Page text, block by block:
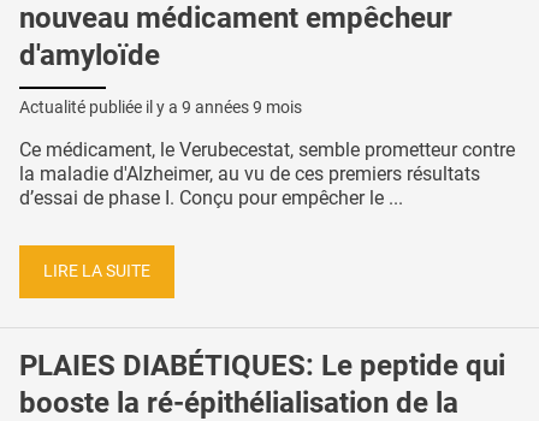
nouveau médicament empêcheur
d'amyloïde
Actualité publiée il y a 9 années 9 mois
Ce médicament, le Verubecestat, semble prometteur contre
la maladie d'Alzheimer, au vu de ces premiers résultats
d’essai de phase I. Conçu pour empêcher le ...
LIRE LA SUITE
PLAIES DIABÉTIQUES: Le peptide qui
booste la ré-épithélialisation de la